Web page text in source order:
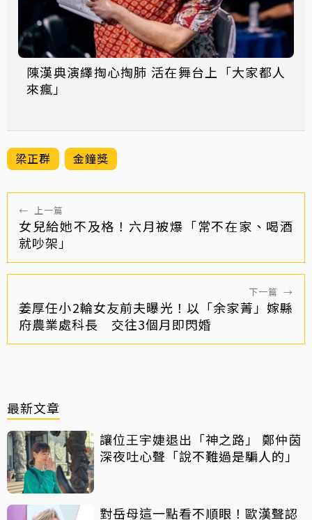
陳漢典演繹掏心掏肺 活在舞台上「大家都人
來瘋」
梁正群 金鐘獎
← 上一篇
女兒給她不及格！六月被爆「常不在家、喝酒
就吵架」
下一篇 →
姜厚任小2輪女友前夫曝光！以「余家菁」嫁縣
府農業處科長 交往3個月即閃婚
最新文章
讓位王宇婕退出「神之路」 鄭仲茵
深夜吐心聲「說不難過是騙人的」
對岳母這一點看不順眼！歐漢聲認